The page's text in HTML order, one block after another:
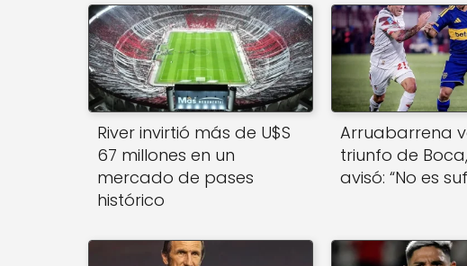
k
River invirtió más de U$S
67 millones en un
mercado de pases
histórico
Arruabarrena
triunfo de
avisó: “No es